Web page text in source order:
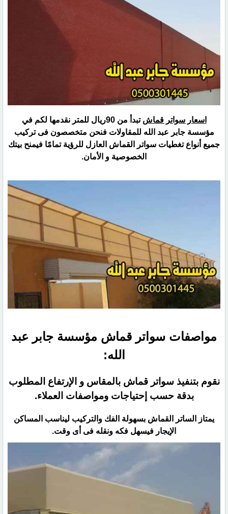
اسعار سواتر قماش
تبدأ من 90ريال للمتر نقدمها لكم في
مؤسسة جابر عبد الله للمقاولات فنحن متخصصون فى تركيب
جميع أنواع تغطيات سواتر القماش العازل للرؤية تمامًا فيمنح بيتك
الخصوصية و الأمان.
مواصفات سواتر قماش مؤسسة جابر عبد
الله:
نقوم بتنفيذ سواتر قماش بالمقاس و الإرتفاع المطلوب
بدقة حسب إحتياجات ومواصفات العملاء.
يمتاز الساتر القماش بسهولة الفك والتركيب ليناسب المساكن
الإيجار فيسهل فكه ونقله فى أى وقت.